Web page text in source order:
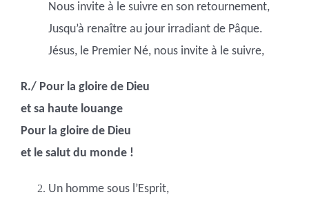
Nous invite à le suivre en son retournement,
Jusqu’à renaître au jour irradiant de Pâque.
Jésus, le Premier Né, nous invite à le suivre,
R./ Pour la gloire de Dieu
et sa haute louange
Pour la gloire de Dieu
et le salut du monde !
Un homme sous l’Esprit,